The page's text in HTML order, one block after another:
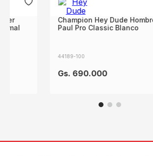
Champion Hey Dude
Paul Pro Classic Blanco
44189-100
Gs. 690.000